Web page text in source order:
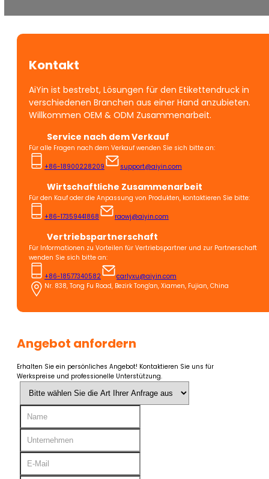
Kontakt
AiYin ist bestrebt, Lösungen für den Etikettendruck in
verschiedenen Branchen aus einer Hand anzubieten.
Willkommen OEM & ODM Zusammenarbeit.
Service nach dem Verkauf
Für alle Fragen nach dem Verkauf wenden Sie sich bitte an:
+86-18900228209 support@aiyin.com
Wirtschaftliche Zusammenarbeit
Für den Kauf oder die Anpassung von Produkten, kontaktieren Sie bitte:
+86-17359441868 raowj@aiyin.com
Vertriebspartnerschaft
Für Informationen zu Vorteilen für Vertriebspartner und zur Partnerschaft
wenden Sie sich bitte an:
+86-18577340582
carlyxu@aiyin.com
Nr. 838, Tong Fu Road, Bezirk Tong'an, Xiamen, Fujian, China
Angebot anfordern
Erhalten Sie ein persönliches Angebot! Kontaktieren Sie uns für
Werkspreise und professionelle Unterstützung.